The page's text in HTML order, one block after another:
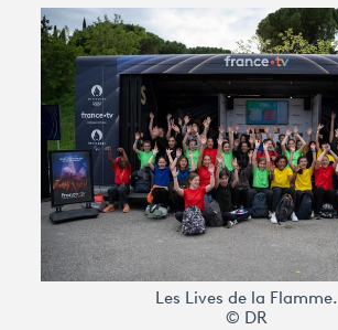
Les Lives de la Flamme.
© DR